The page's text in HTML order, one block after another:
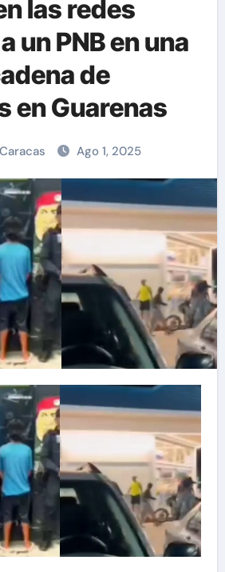
las redes
un PNB en una
de
en Guarenas
Ago 1, 2025